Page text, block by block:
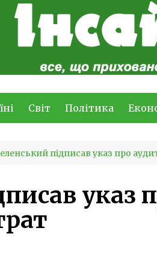
Світ Політика
підписав указ про
указ